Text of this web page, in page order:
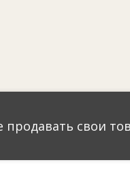
продавать свои